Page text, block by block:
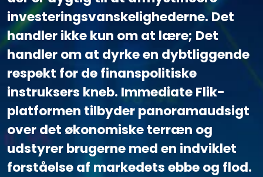
investeringsvanskelighederne. Det
handler ikke kun om at lære; Det
handler om at dyrke en dybtliggende
respekt for de finanspolitiske
instruksers kneb. Immediate Flik-
platformen tilbyder panoramaudsigt
over det økonomiske terræn og
udstyrer brugerne med en indviklet
forståelse af markedets ebbe og flod.